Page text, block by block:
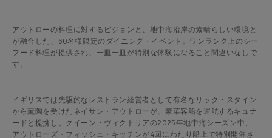
アウトローの料理に対するビジョンと、地中海沿岸の素晴らしい環境と
が融合した、60名様限定のダイニング・イベント。ワンランク上のシー
フード料理が提供され、一皿一皿が特別な体験になること間違いなしで
す。
イギリスでは先駆的なレストラン経営者として有名なリック・スタイン
から薫陶を受けたネイサン・アウトローが、豪華客船を運航するキュナ
ードと提携し、クイーン・ヴィクトリアの2025年地中海シーズン中、
アウトローズ・フィッシュ・キッチンが4回にわたり船上で特別開催さ